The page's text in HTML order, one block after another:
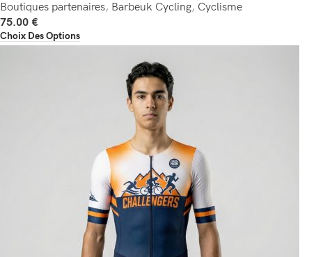
Boutiques partenaires, Barbeuk Cycling, Cyclisme
75.00 €
Choix Des Options